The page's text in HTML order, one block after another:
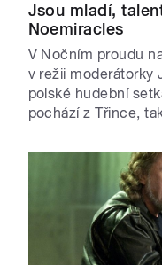
Jsou mladí,
Noemiracles
V Nočním proudu
v režii moderátorky
polské hudební
pochází z Třince,